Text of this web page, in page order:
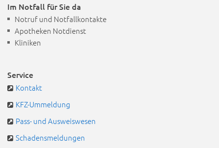
Im Notfall für Sie da
Notruf und Notfallkontakte
Apotheken Notdienst
Kliniken
Service
Kontakt
KFZ-Ummeldung
Pass- und Ausweiswesen
Schadensmeldungen